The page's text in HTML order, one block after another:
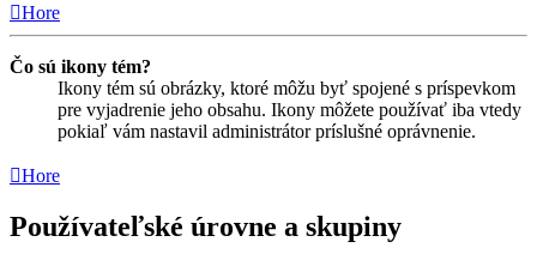
Hore
Čo sú ikony tém?
Ikony tém sú obrázky, ktoré môžu byť spojené s príspevkom
pre vyjadrenie jeho obsahu. Ikony môžete používať iba vtedy
pokiaľ vám nastavil administrátor príslušné oprávnenie.
Hore
Používateľské úrovne a skupiny